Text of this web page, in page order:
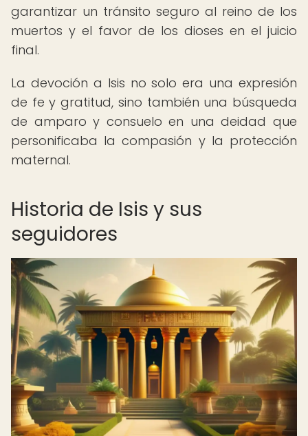
garantizar un tránsito seguro al reino de los
muertos y el favor de los dioses en el juicio
final.
La devoción a Isis no solo era una expresión
de fe y gratitud, sino también una búsqueda
de amparo y consuelo en una deidad que
personificaba la compasión y la protección
maternal.
Historia de Isis y sus
seguidores